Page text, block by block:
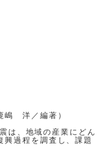
嶋 洋／編著）
は、地域の産業にどん
興過程を調査し、課題